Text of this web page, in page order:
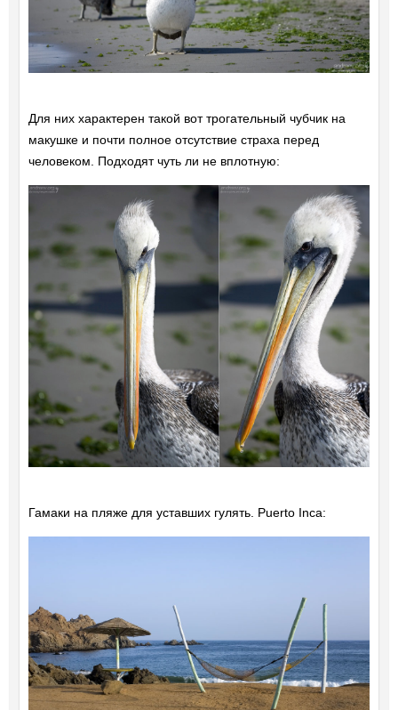
Для них характерен такой вот трогательный чубчик на
макушке и почти полное отсутствие страха перед
человеком. Подходят чуть ли не вплотную:
Гамаки на пляже для уставших гулять. Puerto Inca: